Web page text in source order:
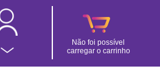
Não foi possível
carregar o carrinho